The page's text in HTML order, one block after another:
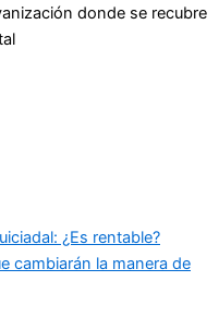
donde se recubre
¿Es rentable?
cambiarán la manera de